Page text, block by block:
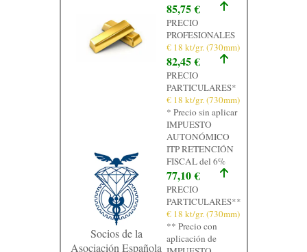
Socios de la
Asociación Española
85,75 €
PRECIO
PROFESIONALES
€ 18 kt/gr. (730mm)
82,45 €
PRECIO
PARTICULARES*
€ 18 kt/gr. (730mm)
* Precio sin aplicar
IMPUESTO
AUTONÓMICO
ITP RETENCIÓN
FISCAL del 6%
77,10 €
PRECIO
PARTICULARES**
€ 18 kt/gr. (730mm)
** Precio con
aplicación de